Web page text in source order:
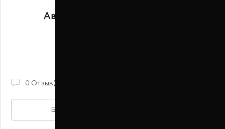
Автобаферы размер C задние
0 Отзыв(ов)
БЫСТРАЯ ПОКУПКА